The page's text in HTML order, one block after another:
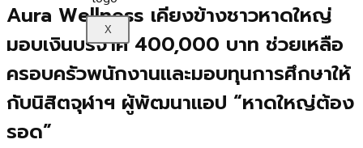
X
Aura Wellness เคียงข้างชาวหาดใหญ่
มอบเงินบริจาค 400,000 บาท ช่วยเหลือ
ครอบครัวพนักงานและมอบทุนการศึกษาให้
กับนิสิตจุฬาฯ ผู้พัฒนาแอป “หาดใหญ่ต้อง
รอด”